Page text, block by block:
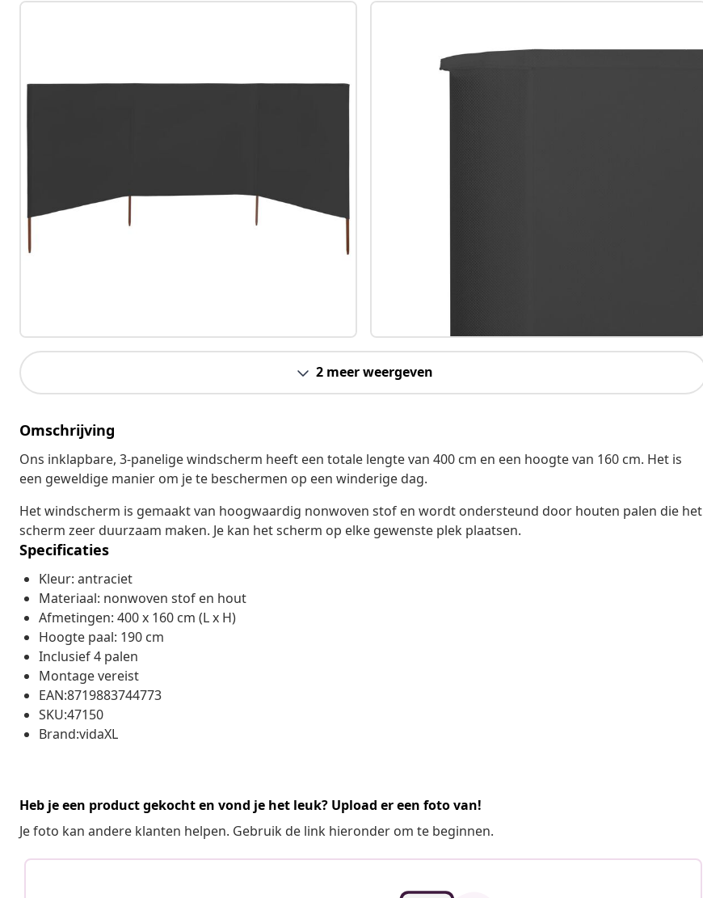
2 meer weergeven
Omschrijving
Ons inklapbare, 3-panelige windscherm heeft een totale lengte van 400 cm en een hoogte van 160 cm. Het is
een geweldige manier om je te beschermen op een winderige dag.
Het windscherm is gemaakt van hoogwaardig nonwoven stof en wordt ondersteund door houten palen die het
scherm zeer duurzaam maken. Je kan het scherm op elke gewenste plek plaatsen.
Specificaties
Kleur: antraciet
Materiaal: nonwoven stof en hout
Afmetingen: 400 x 160 cm (L x H)
Hoogte paal: 190 cm
Inclusief 4 palen
Montage vereist
EAN:8719883744773
SKU:47150
Brand:vidaXL
Heb je een product gekocht en vond je het leuk? Upload er een foto van!
Je foto kan andere klanten helpen. Gebruik de link hieronder om te beginnen.